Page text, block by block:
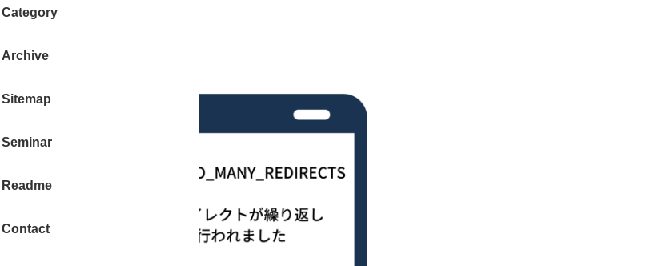
Category
Archive
Sitemap
Seminar
Readme
Contact
者